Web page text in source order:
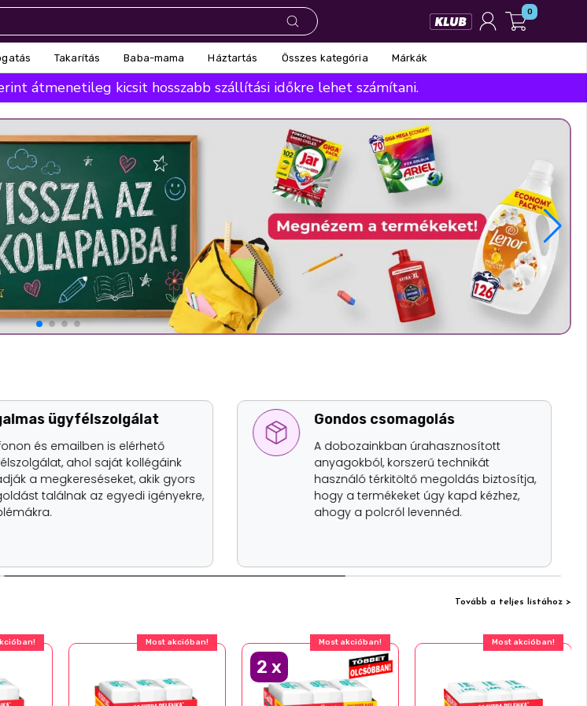
0
Takarítás Baba-mama Háztartás Összes kategória Márkák
átmenetileg kicsit hosszabb szállítási időkre lehet számítani.
ügyfélszolgálat
és emailben is elérhető
ahol saját kollégáink
a megkereséseket, akik gyors
találnak az egyedi igényekre,
Gondos csomagolás
A dobozainkban úrahasznosított
anyagokból, korszerű technikát
használó térkitöltő megoldás biztosítja,
hogy a termékeket úgy kapd kézhez,
ahogy a polcról levennéd.
Tovább a teljes listához >
Most akcióban! Most akcióban!
2 x
Most akcióban!